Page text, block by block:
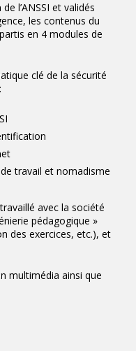
l’ANSSI et validés
les contenus du
en 4 modules de
clé de la sécurité
travail et nomadisme
avec la société
pédagogique »
des exercices, etc.), et
multimédia ainsi que